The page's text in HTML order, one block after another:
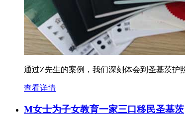
通过Z先生的案例，我们深刻体会到圣基茨
查看详情
M女士为子女教育一家三口移民圣基茨